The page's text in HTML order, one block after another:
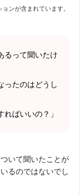
るって聞いたけ
ったのはどうし
ればいいの？」
いて聞いたことが
るのではないでし